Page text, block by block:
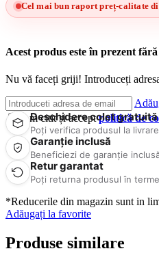
Cel mai bun raport preț-calitate
Acest produs este în prezent fără
Nu vă faceți griji! Introduceți
Am citit și acceptpolitică de
Deschidere colet gratuită
Poți verifica produsul la
Garanție inclusă
Beneficiezi de garanție
Retur garantat
Poți returna produsul în
*Reducerile din magazin sunt in
Adăugați la favorite
Produse similare